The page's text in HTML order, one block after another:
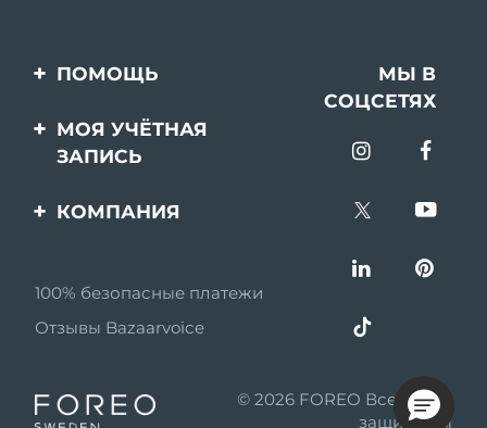
ПОМОЩЬ
Свяжитесь с нами
Заказ и доставка
Гарантия и возврат
Информация о
МЫ В
СОЦСЕТЯХ
МОЯ УЧЁТНАЯ
ЗАПИСЬ
Регистрация продукта
КОМПАНИЯ
Партнерская
программа
MYSA
100% безопасные платежи
Отзывы Bazaarvoice
© 2026 FOREO Все права
защищены